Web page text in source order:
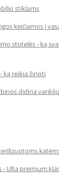
stiklams
keičiamos į
stotelės - ką
ką reikia žinoti
didina
katėms
- Ulta premium